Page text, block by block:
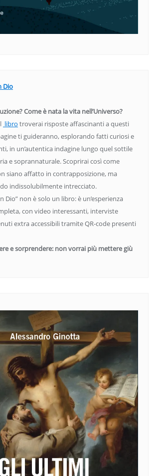
Dio
Come è nata la vita nell’Universo?
libro troverai risposte affascinanti a questi
ti guideranno, esplorando fatti curiosi e
in un’autentica indagine lungo quel sottile
e soprannaturale. Scoprirai così come
siano affatto in contrapposizione, ma
indissolubilmente intrecciato.
Dio” non è solo un libro: è un’esperienza
con video interessanti, interviste
extra accessibili tramite QR-code presenti
e sorprendere: non vorrai più mettere giù